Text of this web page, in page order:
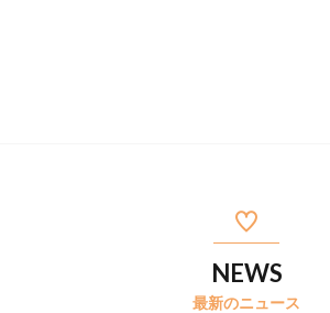
NEWS
最新のニュース